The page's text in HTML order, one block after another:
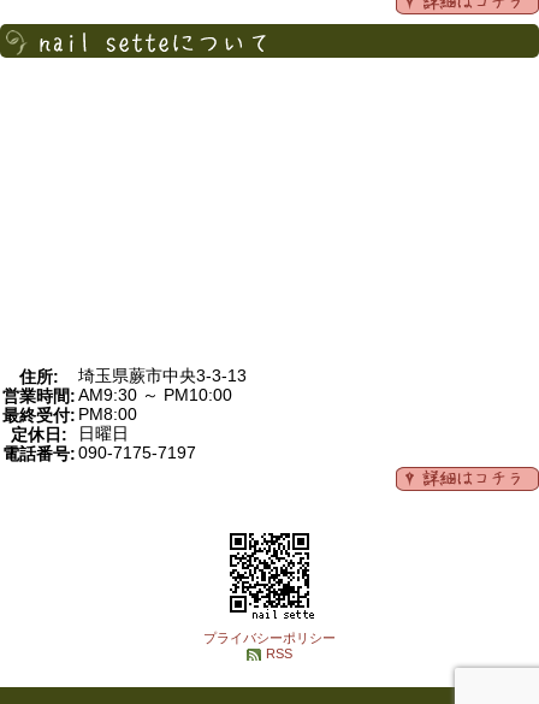
住所:
埼玉県蕨市中央3-3-13
営業時間:AM9:30 ～ PM10:00
最終受付: PM8:00
定休日:
日曜日
電話番号:090-7175-7197
プライバシーポリシー
RSS